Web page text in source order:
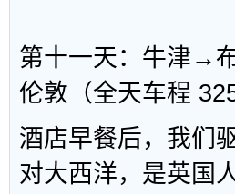
第十一天：牛津→
伦敦（全天车程
酒店早餐后，我们
对大西洋，是英国